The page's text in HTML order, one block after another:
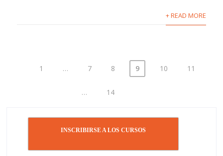
+ READ MORE
entradas
1 … 7 8 9 10 11
… 14
INSCRIBIRSE A LOS CURSOS